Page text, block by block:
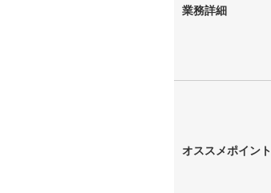
業務詳細
オススメポイント